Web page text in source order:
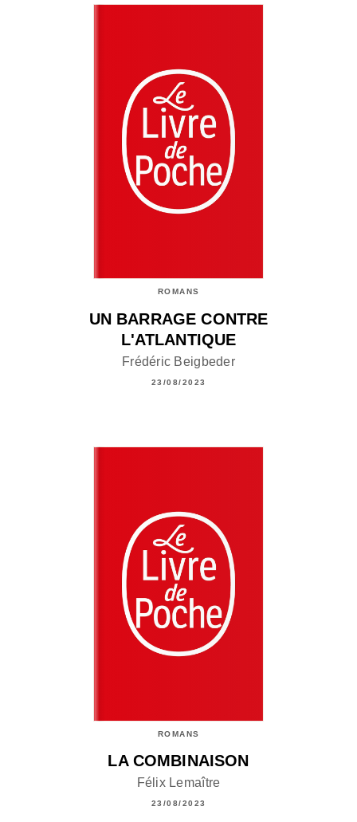
ROMANS
UN BARRAGE CONTRE
L'ATLANTIQUE
Frédéric Beigbeder
23/08/2023
ROMANS
LA COMBINAISON
Félix Lemaître
23/08/2023